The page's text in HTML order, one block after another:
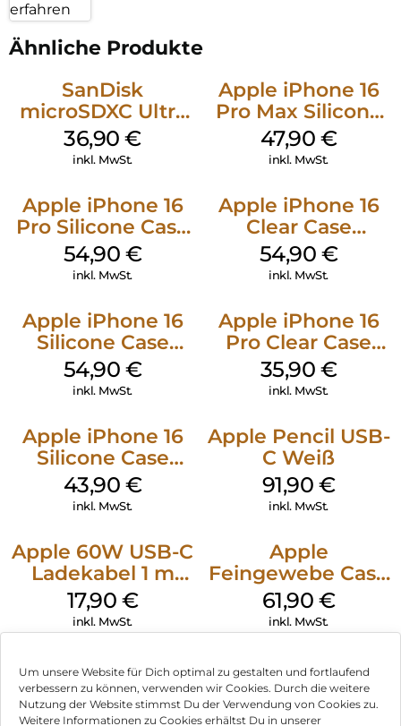
Um unsere Website für Dich optimal zu gestalten und fortlaufend
verbessern zu können, verwenden wir Cookies. Durch die weitere
Nutzung der Website stimmst Du der Verwendung von Cookies zu.
Weitere Informationen zu Cookies erhältst Du in unserer
erfahren
Ähnliche Produkte
SanDisk
microSDXC Ultra
128 GB + Adapter
Mobile
36,90€
inkl. MwSt.
Apple iPhone 16
Pro Max Silicone
Case MagSafe
Black
47,90 €
inkl. MwSt.
Apple iPhone 16
Pro Silicone Case
MagSafe Black
54,90 €
inkl. MwSt.
Apple iPhone 16
Clear Case
MagSafe
Transparent
54,90 €
inkl. MwSt.
Apple iPhone 16
Silicone Case
MagSafe Lake
Green
54,90 €
inkl. MwSt.
Apple iPhone 16
Pro Clear Case
MagSafe
Transparent
35,90 €
inkl. MwSt.
Apple iPhone 16
Silicone Case
MagSafe Plum
43,90 €
inkl. MwSt.
Apple Pencil USB-
C Weiß
91,90 €
inkl. MwSt.
Apple 60W USB-C
Ladekabel 1 m
Weiß
17,90 €
inkl. MwSt.
Apple
Feingewebe Case
iPhone 15 Pro
MagSafe Schwarz
61,90 €
inkl. MwSt.
Impressum